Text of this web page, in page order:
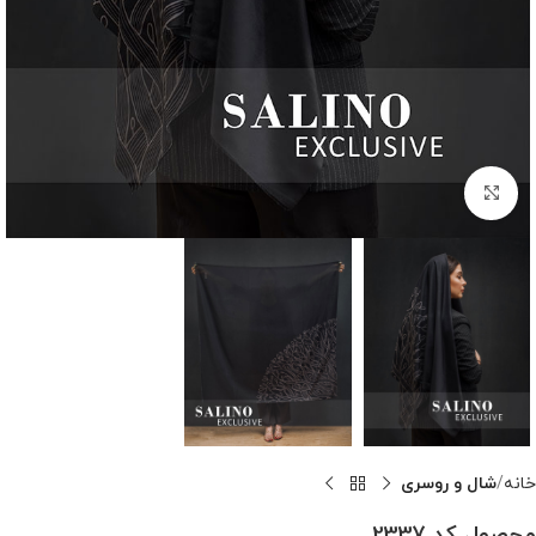
بزرگنمایی تصویر
خانه شال و روسری